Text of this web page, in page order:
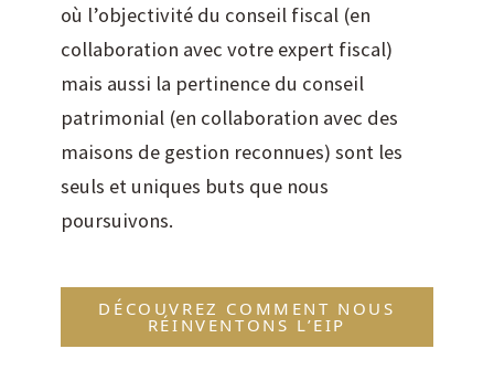
où l’objectivité du conseil fiscal (en
collaboration avec votre expert fiscal)
mais aussi la pertinence du conseil
patrimonial (en collaboration avec des
maisons de gestion reconnues) sont les
seuls et uniques buts que nous
poursuivons.
DÉCOUVREZ COMMENT NOUS
RÉINVENTONS L’EIP